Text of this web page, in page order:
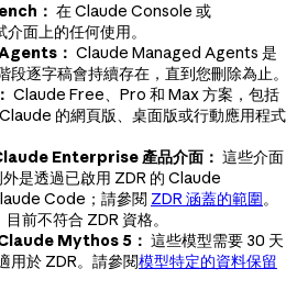
： 在 Claude Console 或
面上的任何使用。
： Claude Managed Agents 是
段逐字稿會持續存在，直到您刪除為止。
Claude Free、Pro 和 Max 方案，包括
的網頁版、桌面版或行動應用程式
Enterprise 產品介面： 這些介面
是透過已啟用 ZDR 的 Claude
Code；請參閱 ZDR 涵蓋的範圍。
目前不符合 ZDR 資格。
Mythos 5： 這些模型需要 30 天
用於 ZDR。請參閱模型特定的資料保留